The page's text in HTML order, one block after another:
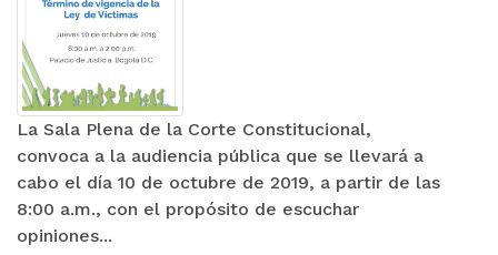
La Sala Plena de la Corte Constitucional,
convoca a la audiencia pública que se llevará a
cabo el día 10 de octubre de 2019, a partir de las
8:00 a.m., con el propósito de escuchar
opiniones...